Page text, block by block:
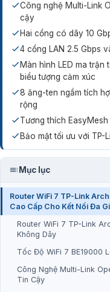
Công nghệ Multi-Link
cậy
Hai cổng có dây 10
4 cổng LAN 2.5 Gbps
Màn hình LED ma
biểu tượng cảm xúc
8 ăng-ten ngầm tích
rộng
Tương thích
Bảo mật tối ưu với TP-
Mục lục
Router WiFi 7 TP-Link
Cao Cấp Cho Kết Nối Đa
Router WiFi 7 TP-Link
Không Dây
Tốc Độ WiFi 7 BE19000
Công Nghệ Multi-Link
Tin Cậy